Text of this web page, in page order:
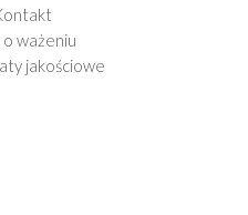
o ważeniu
jakościowe